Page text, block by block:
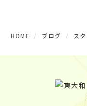
HOME ブログ ス